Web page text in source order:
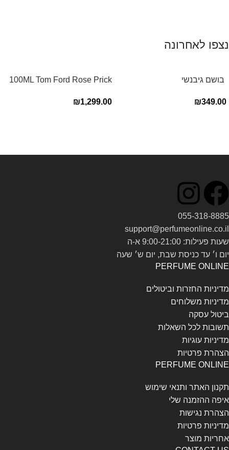
נצפו לאחרונה
‏ בושם גיבנשי
E.D.P 80ml ‏
₪349.00
100ML Tom Ford Rose Prick
₪1,299.00
055-318-8885
support@perfumeonline.co.il
שעות פעילות: 9:00-21:00 א-ה
יום ו׳ עד כניסת שבת, יום ש׳ שעה
PERFUME ONLINE
מדיניות החזרות וביטולים
מדיניות משלוחים
ביטול עסקה
תשובות לכל השאלות
מדיניות עוגיות
הצהרת פרטיות
PERFUME ONLINE
תקנון האתר ותנאי שימוש
איפה ההזמנה שלי
הצהרת נגישות
מדיניות פרטיות
אחריות מוצר